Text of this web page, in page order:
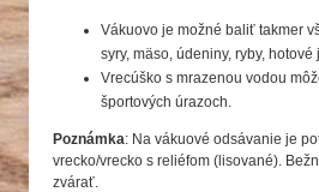
Vákuovo je možné baliť takmer
syry, mäso, údeniny, ryby,
Vrecúško s mrazenou vodou
športových úrazoch.
Poznámka: Na vákuové odsávanie je
vrecko/vrecko s reliéfom (lisované).
zvárať.